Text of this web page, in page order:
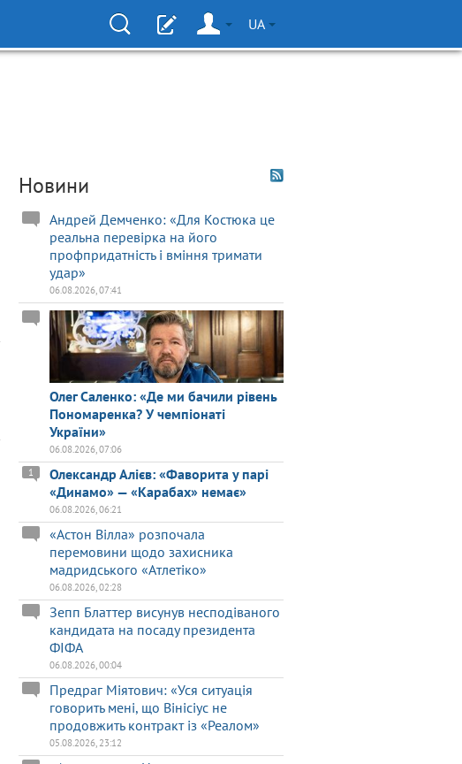
UA
Новини
Андрей Демченко: «Для Костюка це
реальна перевірка на його
профпридатність і вміння тримати
удар»
06.08.2026, 07:41
Олег Саленко: «Де ми бачили рівень
Пономаренка? У чемпіонаті
України»
06.08.2026, 07:06
Олександр Алієв: «Фаворита у парі
«Динамо» — «Карабах» немає»
1
06.08.2026, 06:21
«Астон Вілла» розпочала
перемовини щодо захисника
мадридського «Атлетіко»
06.08.2026, 02:28
Зепп Блаттер висунув несподіваного
кандидата на посаду президента
ФІФА
06.08.2026, 00:04
Предраг Міятович: «Уся ситуація
говорить мені, що Вінісіус не
продовжить контракт із «Реалом»
05.08.2026, 23:12